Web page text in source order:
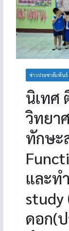
ข่าวประชาสัมพันธ์
นิเทศ
วิทยา
ทักษะ
และท
study
ดอก(